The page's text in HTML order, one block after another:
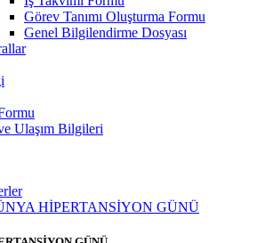
Görev Tanımı Oluşturma Formu
Genel Bilgilendirme Dosyası
Ulaşım Bilgileri
HİPERTANSİYON GÜNÜ